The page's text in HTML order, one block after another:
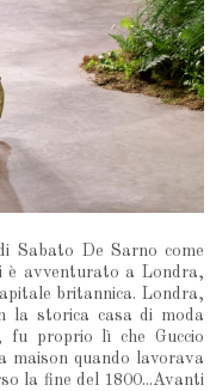
Sabato De Sarno come
è avventurato a Londra,
britannica. Londra,
la storica casa di moda
proprio lì che Guccio
maison quando lavorava
la fine del 1800...Avanti